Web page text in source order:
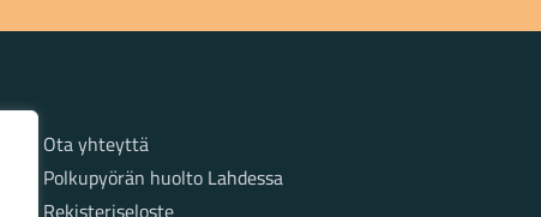
SivutOta yhteyttä
Polkupyörän huolto Lahdessa